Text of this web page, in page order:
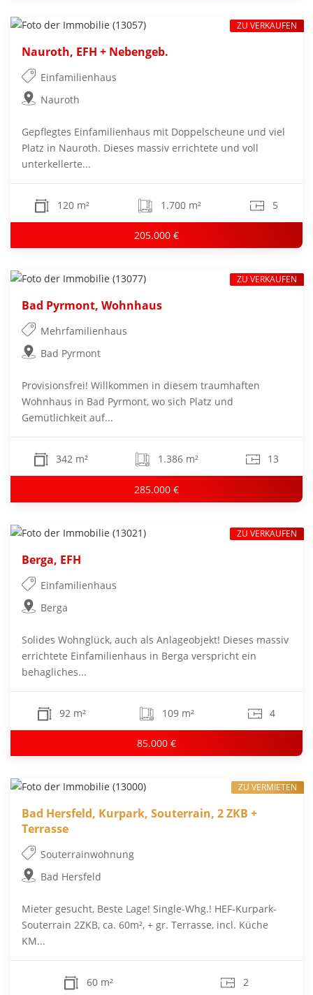
Nauroth, EFH + Nebengeb.
Einfamilienhaus
Nauroth
Gepflegtes Einfamilienhaus mit Doppelscheune und viel
Platz in Nauroth. Dieses massiv errichtete und voll
unterkellerte...
120 m² 1.700 m² 5
205.000 €
ZU VERKAUFEN
Bad Pyrmont, Wohnhaus
Mehrfamilienhaus
Bad Pyrmont
Provisionsfrei! Willkommen in diesem traumhaften
Wohnhaus in Bad Pyrmont, wo sich Platz und
Gemütlichkeit auf...
342 m² 1.386 m² 13
285.000 €
ZU VERKAUFEN
Berga, EFH
Einfamilienhaus
Berga
Solides Wohnglück, auch als Anlageobjekt! Dieses massiv
errichtete Einfamilienhaus in Berga verspricht ein
behagliches...
92 m² 109 m² 4
85.000 €
ZU VERKAUFEN
Bad Hersfeld, Kurpark, Souterrain, 2 ZKB +
Terrasse
Souterrainwohnung
Bad Hersfeld
Mieter gesucht, Beste Lage! Single-Whg.! HEF-Kurpark-
Souterrain 2ZKB, ca. 60m², + gr. Terrasse, incl. Küche
KM...
60 m² 2
ZU VERMIETEN